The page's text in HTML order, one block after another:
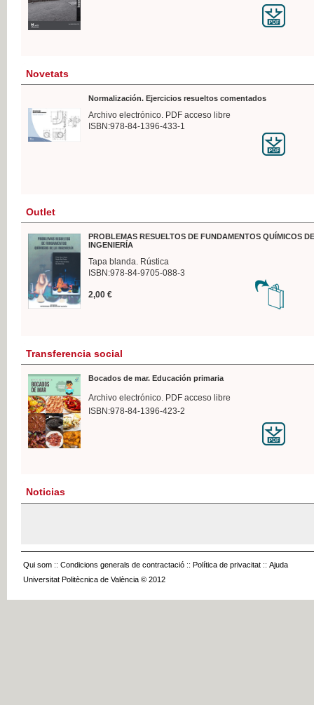
Novetats
Normalización. Ejercicios resueltos comentados
Archivo electrónico. PDF acceso libre
ISBN:978-84-1396-433-1
Outlet
PROBLEMAS RESUELTOS DE FUNDAMENTOS QUÍMICOS
INGENIERÍA
Tapa blanda. Rústica
ISBN:978-84-9705-088-3
2,00 €
Transferencia social
Bocados de mar. Educación primaria
Archivo electrónico. PDF acceso libre
ISBN:978-84-1396-423-2
Noticias
Qui som :: Condicions generals de contractació :: Política de privacitat :: Ajuda
Universitat Politècnica de València © 2012